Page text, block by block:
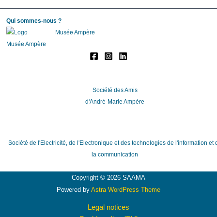
Qui sommes-nous ?
Musée Ampère
Société des Amis
d'André-Marie Ampère
Société de l'Electricité, de l'Electronique et des technologies de l'information et
la communication
Copyright © 2026 SAAMA
Powered by Astra WordPress Theme
Legal notices